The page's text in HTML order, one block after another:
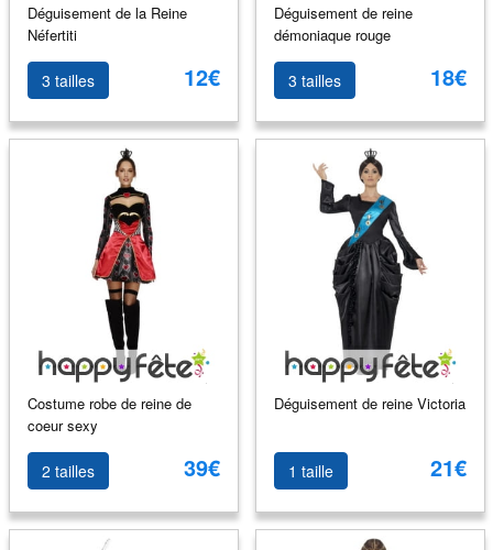
Déguisement de la Reine
Néfertiti
3 tailles 12€
Déguisement de reine
démoniaque rouge
3 tailles 18€
Costume robe de reine de
coeur sexy
2 tailles 39€
Déguisement de reine Victoria
1 taille 21€